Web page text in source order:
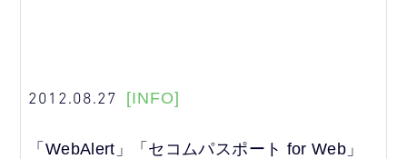
2012.08.27 [INFO]
「WebAlert」「セコムパスポート for Web」